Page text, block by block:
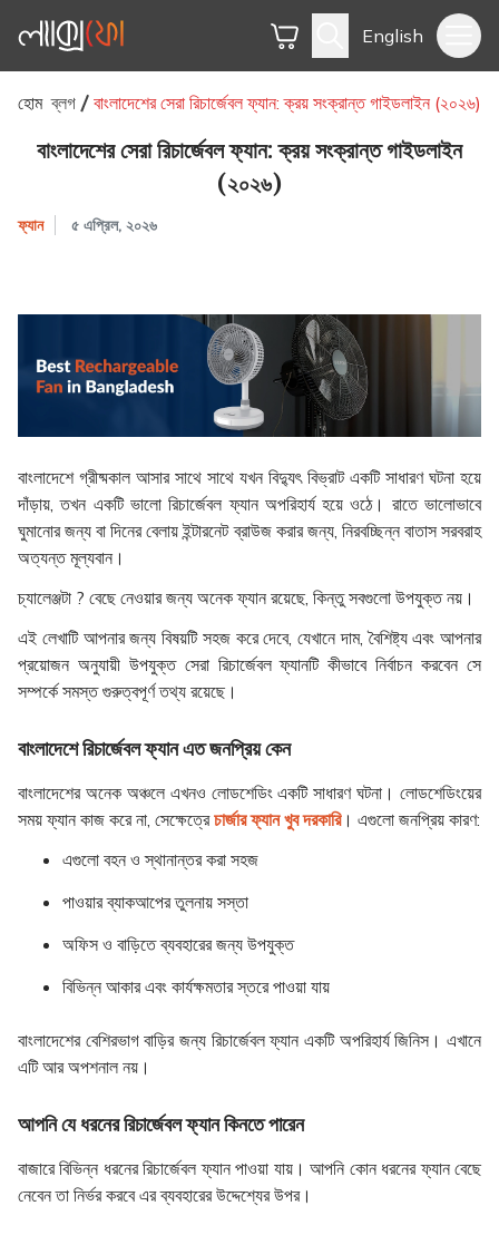
English
হোম ব্লগ বাংলাদেশের সেরা রিচার্জেবল ফ্যান: ক্রয় সংক্রান্ত গাইডলাইন (২০২৬)
বাংলাদেশের সেরা রিচার্জেবল ফ্যান: ক্রয় সংক্রান্ত গাইডলাইন
(২০২৬)
ফ্যান ৫ এপ্রিল, ২০২৬
বাংলাদেশে গ্রীষ্মকাল আসার সাথে সাথে যখন বিদ্যুৎ বিভ্রাট একটি সাধারণ ঘটনা হয়ে
দাঁড়ায়, তখন একটি ভালো রিচার্জেবল ফ্যান অপরিহার্য হয়ে ওঠে। রাতে ভালোভাবে
ঘুমানোর জন্য বা দিনের বেলায় ইন্টারনেট ব্রাউজ করার জন্য, নিরবচ্ছিন্ন বাতাস সরবরাহ
অত্যন্ত মূল্যবান।
চ্যালেঞ্জটা ? বেছে নেওয়ার জন্য অনেক ফ্যান রয়েছে, কিন্তু সবগুলো উপযুক্ত নয়।
এই লেখাটি আপনার জন্য বিষয়টি সহজ করে দেবে, যেখানে দাম, বৈশিষ্ট্য এবং আপনার
প্রয়োজন অনুযায়ী উপযুক্ত সেরা রিচার্জেবল ফ্যানটি কীভাবে নির্বাচন করবেন সে
সম্পর্কে সমস্ত গুরুত্বপূর্ণ তথ্য রয়েছে।
বাংলাদেশে রিচার্জেবল ফ্যান এত জনপ্রিয় কেন
বাংলাদেশের অনেক অঞ্চলে এখনও লোডশেডিং একটি সাধারণ ঘটনা। লোডশেডিংয়ের
সময় ফ্যান কাজ করে না, সেক্ষেত্রেচার্জার ফ্যান খুব দরকারি। এগুলো জনপ্রিয় কারণ:
এগুলো বহন ও স্থানান্তর করা সহজ
পাওয়ার ব্যাকআপের তুলনায় সস্তা
অফিস ও বাড়িতে ব্যবহারের জন্য উপযুক্ত
বিভিন্ন আকার এবং কার্যক্ষমতার স্তরে পাওয়া যায়
বাংলাদেশের বেশিরভাগ বাড়ির জন্য রিচার্জেবল ফ্যান একটি অপরিহার্য জিনিস। এখানে
এটি আর অপশনাল নয়।
আপনি যে ধরনের রিচার্জেবল ফ্যান কিনতে পারেন
বাজারে বিভিন্ন ধরনের রিচার্জেবল ফ্যান পাওয়া যায়। আপনি কোন ধরনের ফ্যান বেছে
নেবেন তা নির্ভর করবে এর ব্যবহারের উদ্দেশ্যের উপর।